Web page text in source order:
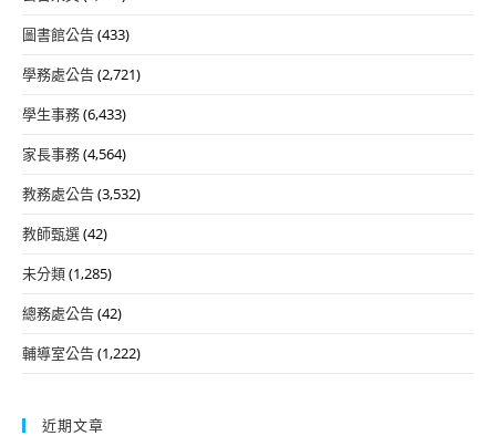
圖書館公告(433)
學務處公告(2,721)
學生事務(6,433)
家長事務(4,564)
教務處公告(3,532)
教師甄選(42)
未分類(1,285)
總務處公告(42)
輔導室公告(1,222)
近期文章